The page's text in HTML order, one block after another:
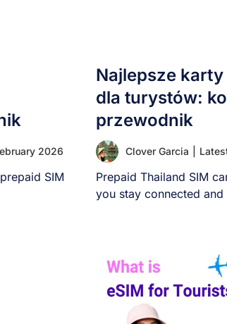
2026
SIM
Najlepsze
dla turystów:
przewodnik
Clover Garcia
Prepaid Thailand SIM
you stay connected